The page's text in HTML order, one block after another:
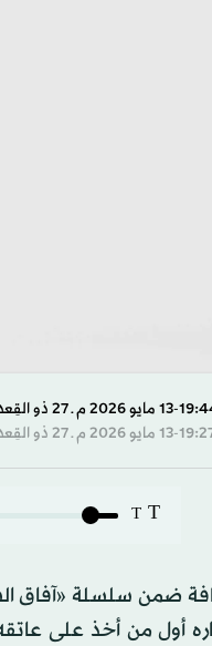
T
T
ضمن سلسلة «آفاق
أول من أخذ على